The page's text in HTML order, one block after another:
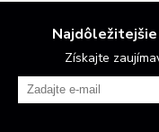
Najdôležitejšie
Získajte